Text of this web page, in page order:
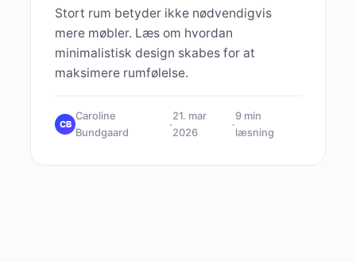
Stort rum betyder ikke nødvendigvis
mere møbler. Læs om hvordan
minimalistisk design skabes for at
maksimere rumfølelse.
CB
Caroline
Bundgaard
·
21. mar
2026
·
9 min
læsning